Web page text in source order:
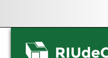
Skip
navigation